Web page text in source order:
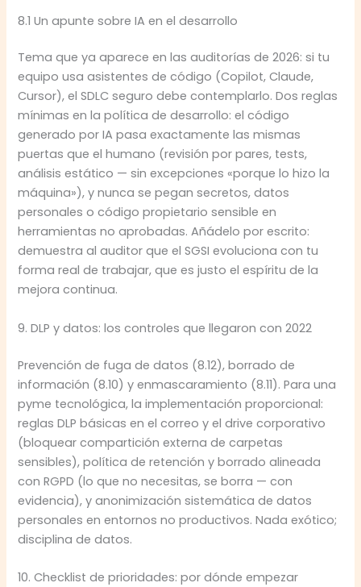
8.1 Un apunte sobre IA en el desarrollo
Tema que ya aparece en las auditorías de 2026: si tu
equipo usa asistentes de código (Copilot, Claude,
Cursor), el SDLC seguro debe contemplarlo. Dos reglas
mínimas en la política de desarrollo: el código
generado por IA pasa exactamente las mismas
puertas que el humano (revisión por pares, tests,
análisis estático — sin excepciones «porque lo hizo la
máquina»), y nunca se pegan secretos, datos
personales o código propietario sensible en
herramientas no aprobadas. Añádelo por escrito:
demuestra al auditor que el SGSI evoluciona con tu
forma real de trabajar, que es justo el espíritu de la
mejora continua.
9. DLP y datos: los controles que llegaron con 2022
Prevención de fuga de datos (8.12), borrado de
información (8.10) y enmascaramiento (8.11). Para una
pyme tecnológica, la implementación proporcional:
reglas DLP básicas en el correo y el drive corporativo
(bloquear compartición externa de carpetas
sensibles), política de retención y borrado alineada
con RGPD (lo que no necesitas, se borra — con
evidencia), y anonimización sistemática de datos
personales en entornos no productivos. Nada exótico;
disciplina de datos.
10. Checklist de prioridades: por dónde empezar